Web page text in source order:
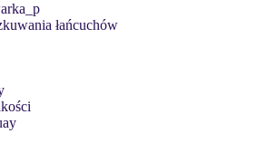
łańcuchów